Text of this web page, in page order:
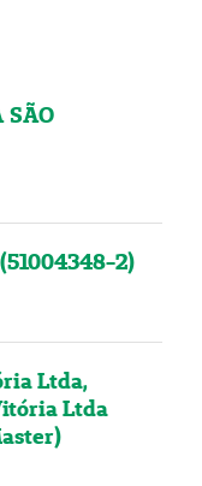
SÃO
2)
Ltda,
Ltda